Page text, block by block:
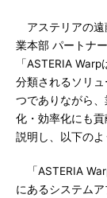
アステリアの遠
業本部 パートナ
「ASTERIA Warp
分類されるソリ
つでありながら
化・効率化にも貢
説明し、以下のよ
「ASTERIA
にあるシステムア